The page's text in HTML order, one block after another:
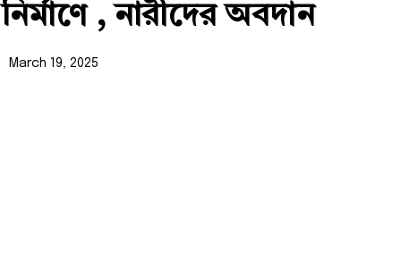
নির্মাণে , নারীদের অবদান
March 19, 2025